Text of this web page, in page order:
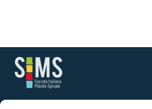
Segreteria SIMS | Presso Medi K